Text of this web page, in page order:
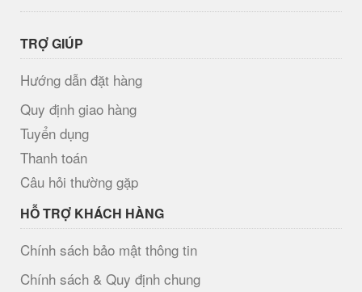
TRỢ GIÚP
Hướng dẫn đặt hàng
Quy định giao hàng
Tuyển dụng
Thanh toán
Câu hỏi thường gặp
HỖ TRỢ KHÁCH HÀNG
Chính sách bảo mật thông tin
Chính sách & Quy định chung